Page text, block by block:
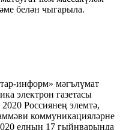
белән чыгарыла.
информ» мәгълүмат
электрон газетасы
Россиянең элемтә,
коммуникацияләрне
елның 17 гыйнварында